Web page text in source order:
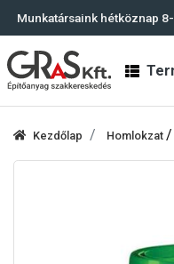
Munkatársaink hétköznap
Kezdőlap Homlokzat /